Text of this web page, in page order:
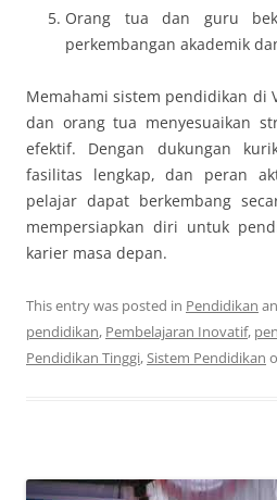
Orang tua dan guru
perkembangan akademik
Memahami sistem pendidikan di
dan orang tua menyesuaikan
efektif. Dengan dukungan
fasilitas lengkap, dan peran
pelajar dapat berkembang
mempersiapkan diri untuk
karier masa depan.
This entry was posted in Pendidikan
pendidikan, Pembelajaran Inovatif,
Pendidikan Tinggi,Sistem Pendidikan